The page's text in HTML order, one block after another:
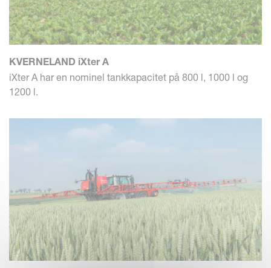
KVERNELAND iXter A
iXter A har en nominel tankkapacitet på 800 l, 1000 l og
1200 l.